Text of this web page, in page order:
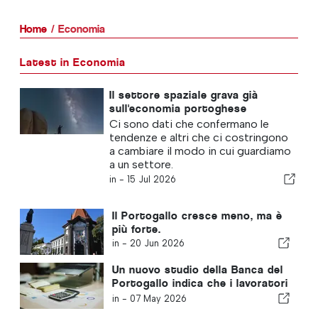
Home Economia
Latest in Economia
Il settore spaziale grava già
sull'economia portoghese
Ci sono dati che confermano le
tendenze e altri che ci costringono
a cambiare il modo in cui guardiamo
a un settore.
in - 15 Jul 2026
Il Portogallo cresce meno, ma è
più forte.
in - 20 Jun 2026
Un nuovo studio della Banca del
Portogallo indica che i lavoratori
stranieri rafforzano l'economia
in - 07 May 2026